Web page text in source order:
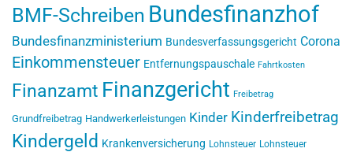
BMF-Schreiben Bundesfinanzhof
Bundesfinanzministerium Bundesverfassungsgericht Corona
Einkommensteuer Entfernungspauschale Fahrtkosten
Finanzamt Finanzgericht Freibetrag
Grundfreibetrag Handwerkerleistungen Kinder Kinderfreibetrag
Kindergeld Krankenversicherung Lohnsteuer Lohnsteuer